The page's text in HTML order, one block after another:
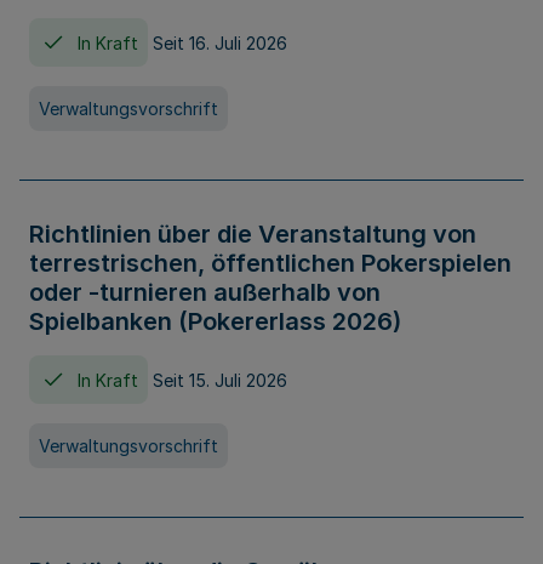
In Kraft Seit 16. Juli 2026
Verwaltungsvorschrift
Richtlinien über die Veranstaltung von
terrestrischen, öffentlichen Pokerspielen
oder -turnieren außerhalb von
Spielbanken (Pokererlass 2026)
In Kraft Seit 15. Juli 2026
Verwaltungsvorschrift